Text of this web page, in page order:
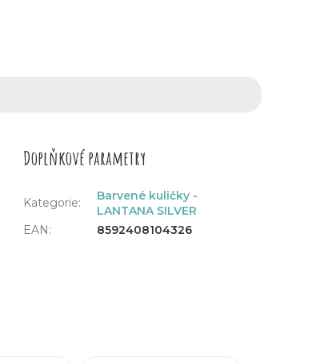
Doplňkové parametry
Kategorie:
Barvené kuličky -
LANTANA SILVER
EAN: 8592408104326